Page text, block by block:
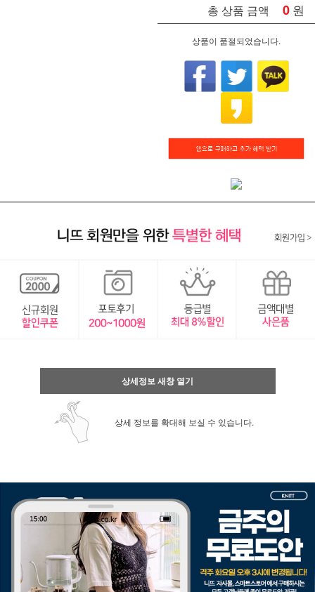
총 상품 금액 0 원
상품이 품절되었습니다.
상세정보 새창 열기
상세 정보를 확대해 보실 수 있습니다.